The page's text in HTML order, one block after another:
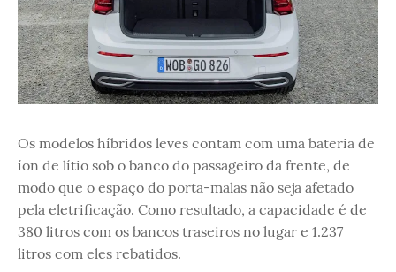
Os modelos híbridos leves contam com uma bateria de
íon de lítio sob o banco do passageiro da frente, de
modo que o espaço do porta-malas não seja afetado
pela eletrificação. Como resultado, a capacidade é de
380 litros com os bancos traseiros no lugar e 1.237
litros com eles rebatidos.